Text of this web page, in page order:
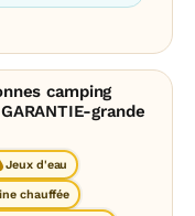
camping
grande
Jeux d'eau
chauffée